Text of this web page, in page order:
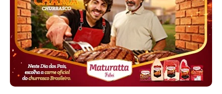
leite
café
queijo
azeite
biscoito